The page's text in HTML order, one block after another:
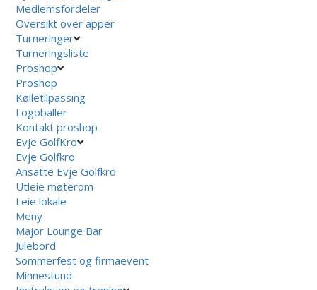
Medlemsfordeler
Oversikt over apper
Turneringer
Turneringsliste
Proshop
Proshop
Kølletilpassing
Logoballer
Kontakt proshop
Evje GolfKro
Evje Golfkro
Ansatte Evje Golfkro
Utleie møterom
Leie lokale
Meny
Major Lounge Bar
Julebord
Sommerfest og firmaevent
Minnestund